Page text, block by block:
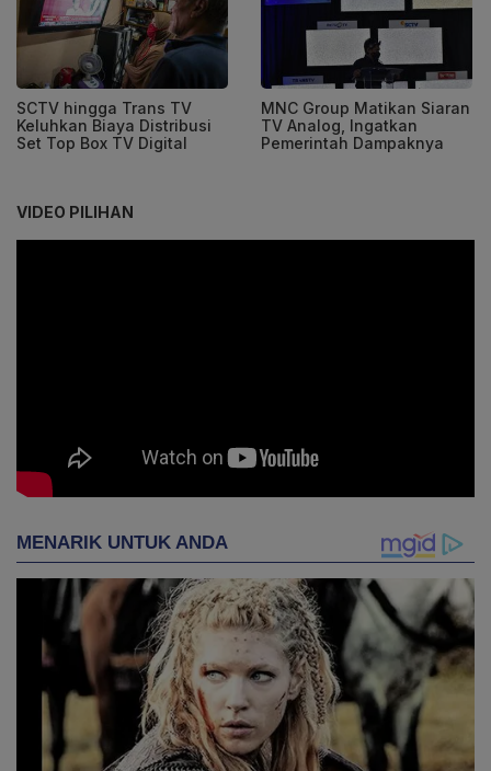
SCTV hingga Trans TV
Keluhkan Biaya Distribusi
Set Top Box TV Digital
MNC Group Matikan Siaran
TV Analog, Ingatkan
Pemerintah Dampaknya
VIDEO PILIHAN